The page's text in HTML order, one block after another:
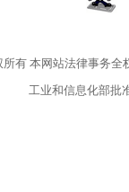
所有本网站法律事务全
工业和信息化部批